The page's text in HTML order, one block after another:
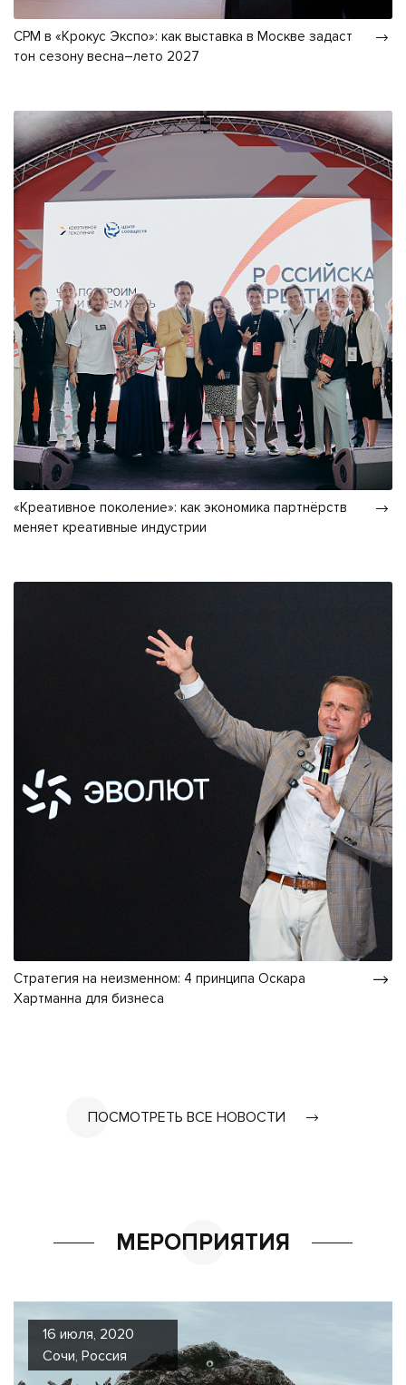
CPM в «Крокус Экспо»: как выставка в Москве задаст
тон сезону весна–лето 2027
«Креативное поколение»: как экономика партнёрств
меняет креативные индустрии
Стратегия на неизменном: 4 принципа Оскара
Хартманна для бизнеса
ПОСМОТРЕТЬ ВСЕ НОВОСТИ
МЕРОПРИЯТИЯ
16 июля, 2020
Сочи, Россия